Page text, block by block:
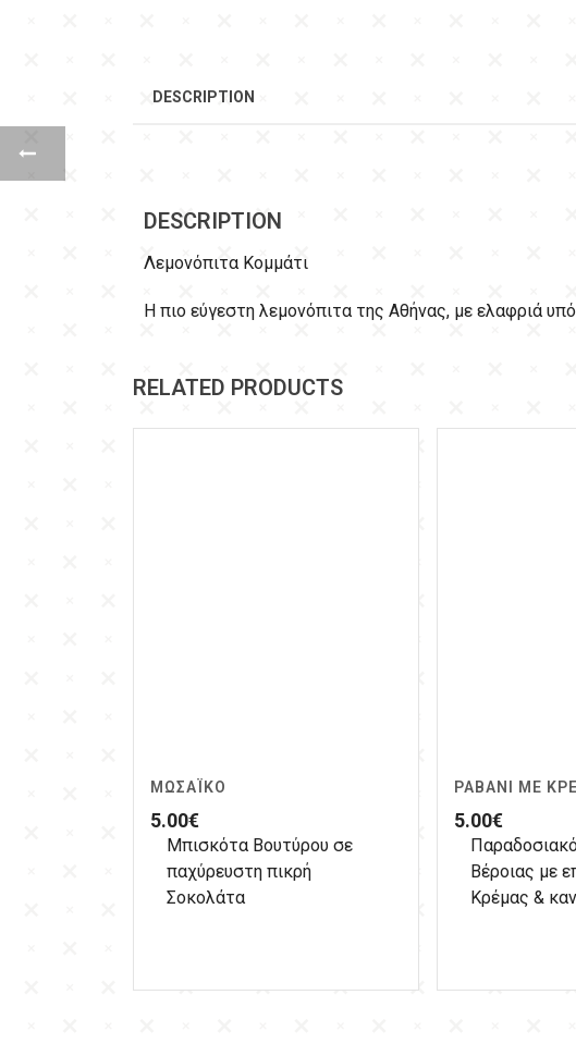
DESCRIPTION
DESCRIPTION
Λεμονόπιτα Κομμάτι
Η πιο εύγεστη λεμονόπιτα της Αθήνας, με ελαφριά
RELATED PRODUCTS
ΜΩΣΑΪΚΌ
5.00€
Μπισκότα Βουτύρου σε
παχύρευστη πικρή
Σοκολάτα
ΡΑΒΑΝΊ ΜΕ
5.00€
Βέροιας με
Κρέμας &